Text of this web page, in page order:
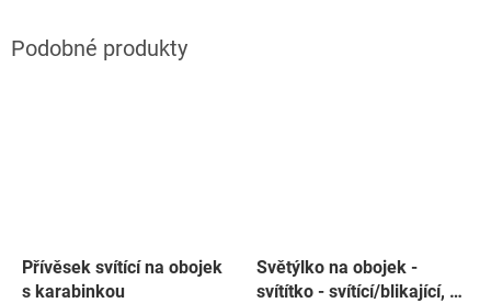
Přívěsek svítící na obojek
s karabinkou
Světýlko na obojek -
svítítko - svítící/blikající, 8